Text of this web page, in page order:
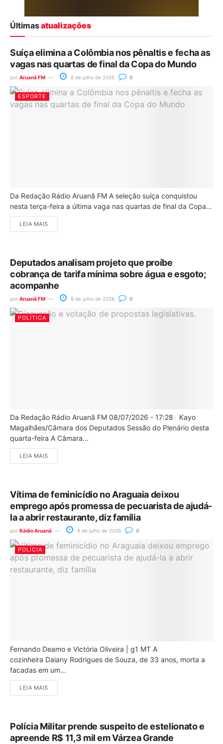
Últimasatualizações
Suíça elimina a Colômbia nos pênaltis e fecha as
vagas nas quartas de final da Copa do Mundo
por Aruanã FM 8 de julho de 2026 0
ESPORTE
Da Redação Rádio Aruanã FM A seleção suíça conquistou
nesta terça-feira a última vaga nas quartas de final da Copa...
LEIA MAIS
Deputados analisam projeto que proíbe
cobrança de tarifa mínima sobre água e esgoto;
acompanhe
por Aruanã FM 8 de julho de 2026 0
POLÍTICA
Da Redação Rádio Aruanã FM 08/07/2026 - 17:28 Kayo
Magalhães/Câmara dos Deputados Sessão do Plenário desta
quarta-feira A Câmara...
LEIA MAIS
Vítima de feminicídio no Araguaia deixou
emprego após promessa de pecuarista de ajudá-
la a abrir restaurante, diz família
por Rádio Aruanã 8 de julho de 2026 0
POLÍCIA
Fernando Deamo e Victória Oliveira | g1 MT A
cozinheira Daiany Rodrigues de Souza, de 33 anos, morta a
facadas em um...
LEIA MAIS
Polícia Militar prende suspeito de estelionato e
apreende R$ 11,3 mil em Várzea Grande